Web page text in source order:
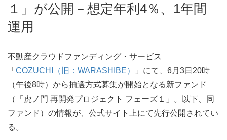
１」が公開－想定年利4％、1年間
運用
不動産クラウドファンディング・サービス
「 COZUCHI（旧：WARASHIBE）
」にて、6月3日20時
（午後8時）から抽選方式募集が開始となる新ファンド
（「虎ノ門 再開発プロジェクト フェーズ１」。以下、同
ファンド）の情報が、公式サイト上にて先行公開されてい
る。